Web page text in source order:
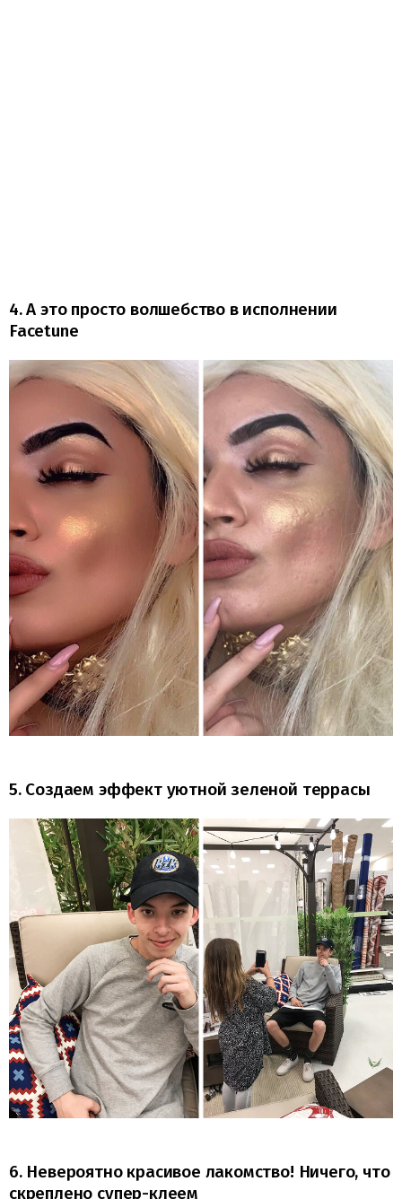
4. А это просто волшебство в исполнении
Facetune
5. Создаем эффект уютной зеленой террасы
6. Невероятно красивое лакомство! Ничего, что
скреплено супер-клеем